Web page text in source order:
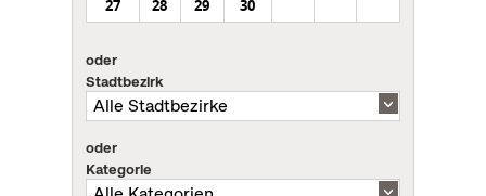
27
28 29 30
oder
Stadtbezirk
oder
Kategorie